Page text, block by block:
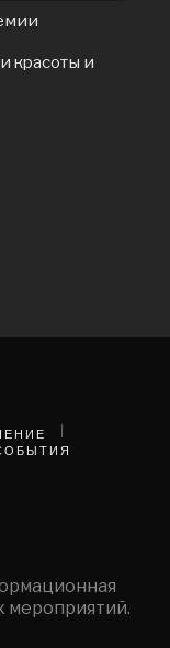
красоты и
мероприятий.